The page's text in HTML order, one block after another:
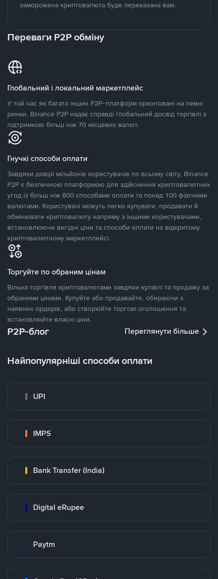
заморожена криптовалюта буде переказана вам.
Переваги P2P обміну
Глобальний і локальний маркетплейс
У той час як багато інших P2P-платформ орієнтовані на певні
ринки, Binance P2P надає справді глобальний досвід торгівлі з
підтримкою більш ніж 70 місцевих валют.
Гнучкі способи оплати
Завдяки довірі мільйонів користувачів по всьому світу, Binance
P2P є безпечною платформою для здійснення криптовалютних
угод із більш ніж 800 способами оплати та понад 100 фіатними
валютами. Користувачі можуть легко купувати, продавати й
обмінювати криптовалюту напряму з іншими користувачами,
встановлюючи вигідні ціни та способи оплати на відкритому
криптовалютному маркетплейсі.
Торгуйте по обраним цінам
Вільна торгівля криптовалютами завдяки купівлі та продажу за
обраними цінами. Купуйте або продавайте, обираючи з
наявних ордерів, або створюйте торгові оголошення та
встановлюйте власні ціни.
P2P-блог Переглянути більше
Найпопулярніші способи оплати
UPI
IMPS
Bank Transfer (India)
Digital eRupee
Paytm